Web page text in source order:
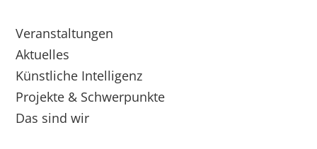
Veranstaltungen
Aktuelles
Künstliche Intelligenz
Projekte & Schwerpunkte
Das sind wir